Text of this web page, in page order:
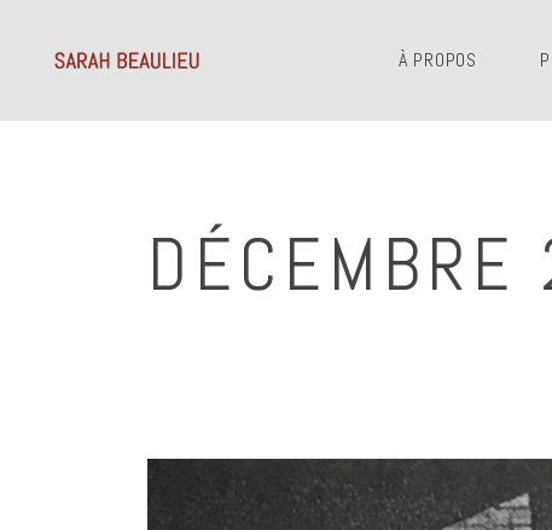
À PROPOS